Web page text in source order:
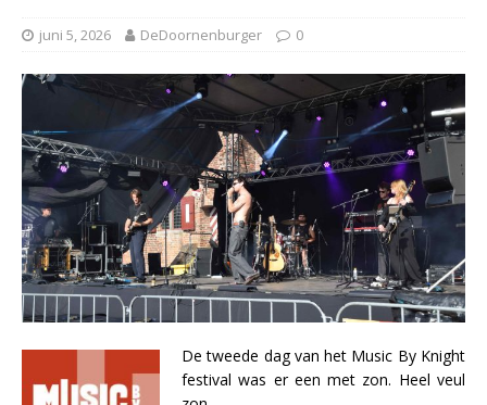
juni 5, 2026 DeDoornenburger 0
De tweede dag van het Music By Knight
festival was er een met zon. Heel veul